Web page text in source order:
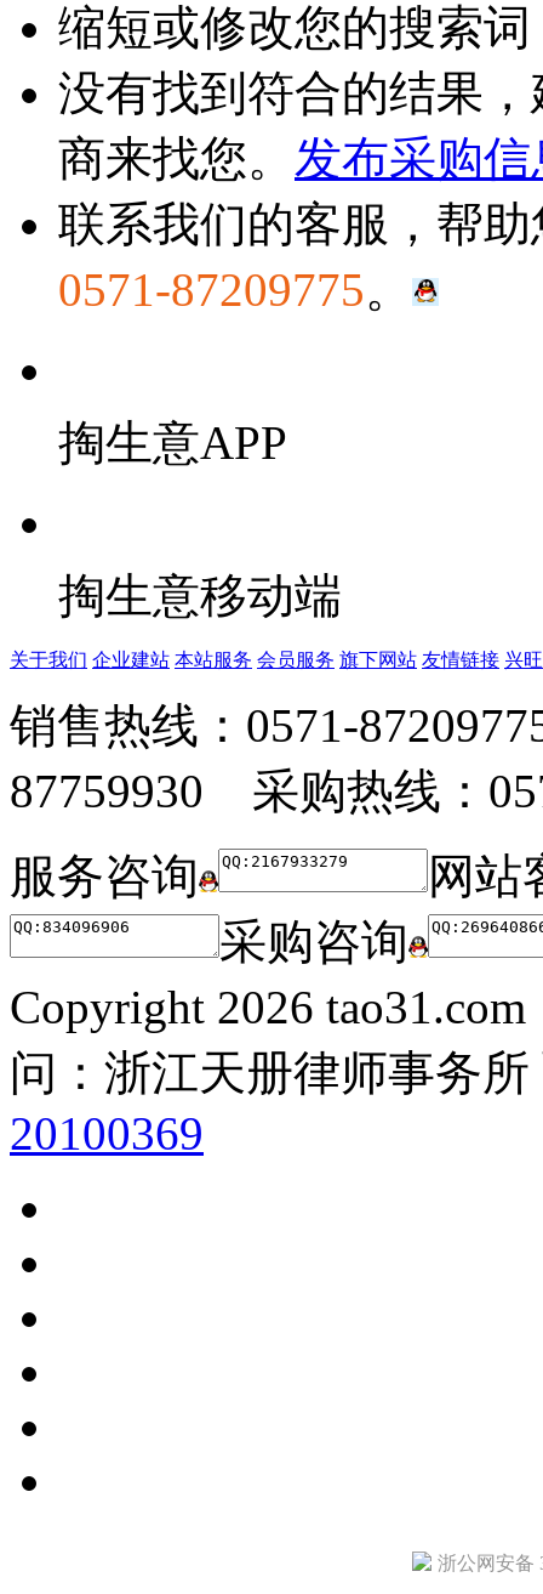
缩短或修改您的搜索
没有找到符合的结果
商来找您。 发布采购信
联系我们的客服，帮
0571-87209775。
掏生意APP
掏生意移动端
关于我们 企业建站 本站服务 会员服务 旗下网站 友情链接 兴
销售热线：0571-
87759930 采购热线：
服务咨询
网站
采购咨询
Copyright 2026
问：浙江天册律师事务
20100369
浙公网安备